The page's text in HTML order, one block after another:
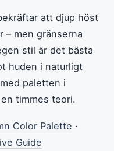
att djup höst
– men gränserna
stil är det bästa
huden i naturligt
paletten i
timmes teori.
Color Palette ·
Guide